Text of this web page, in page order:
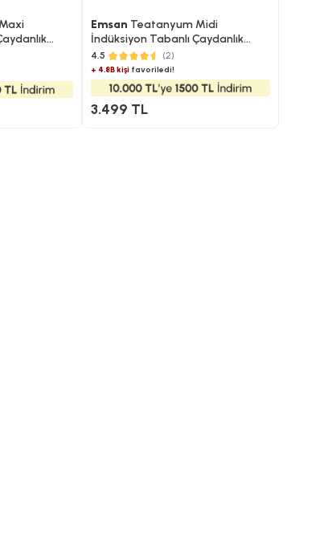
Emsan Teatanyum Midi
İndüksiyon Tabanlı Çaydanlık
Takımı
4.5 (2)
+ 4.8B kişi favoriledi!
3.499 TL